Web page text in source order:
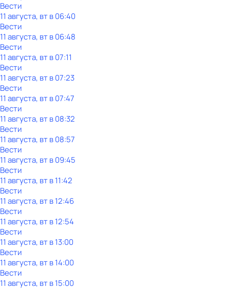
Вести
11 августа, вт в 06:40
Вести
11 августа, вт в 06:48
Вести
11 августа, вт в 07:11
Вести
11 августа, вт в 07:23
Вести
11 августа, вт в 07:47
Вести
11 августа, вт в 08:32
Вести
11 августа, вт в 08:57
Вести
11 августа, вт в 09:45
Вести
11 августа, вт в 11:42
Вести
11 августа, вт в 12:46
Вести
11 августа, вт в 12:54
Вести
11 августа, вт в 13:00
Вести
11 августа, вт в 14:00
Вести
11 августа, вт в 15:00